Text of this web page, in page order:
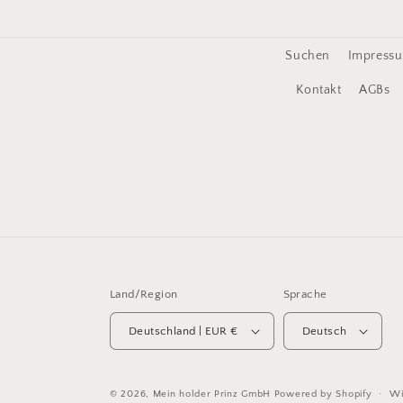
Suchen
Kontakt AGBs
Land/Region
Deutschland | EUR €
Sprache
Deutsch
© 2026, Mein holder Prinz GmbH Powered by Shopify